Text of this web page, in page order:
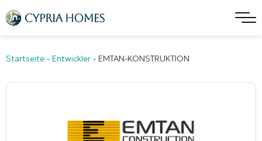
Startseite - Entwickler - EMTAN-KONSTRUKTION